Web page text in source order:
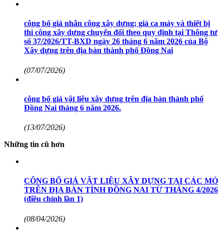
công bố giá nhân công xây dựng; giá ca máy và thiết bị
thi công xây dựng chuyển đổi theo quy định tại Thông tư
số 37/2026/TT-BXD ngày 26 tháng 6 năm 2026 của Bộ
Xây dựng trên địa bàn thành phố Đồng Nai
(07/07/2026)
công bố giá vật liệu xây dựng trên địa bàn thành phố
Đồng Nai tháng 6 năm 2026.
(13/07/2026)
Những tin cũ hơn
CÔNG BỐ GIÁ VẬT LIỆU XÂY DỰNG TẠI CÁC MỎ
TRÊN ĐỊA BÀN TỈNH ĐỒNG NAI TỪ THÁNG 4/2026
(điều chỉnh lần 1)
(08/04/2026)